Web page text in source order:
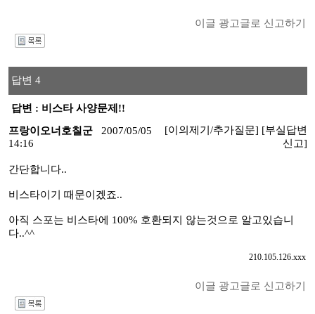
이글 광고글로 신고하기
답변 4
답변 : 비스타 사양문제!!
프랑이오너호칠군
2007/05/05
14:16
[이의제기/추가질문] [부실답변
신고]
간단합니다..
비스타이기 때문이겠죠..
아직 스포는 비스타에 100% 호환되지 않는것으로 알고있습니
다..^^
210.105.126.xxx
이글 광고글로 신고하기